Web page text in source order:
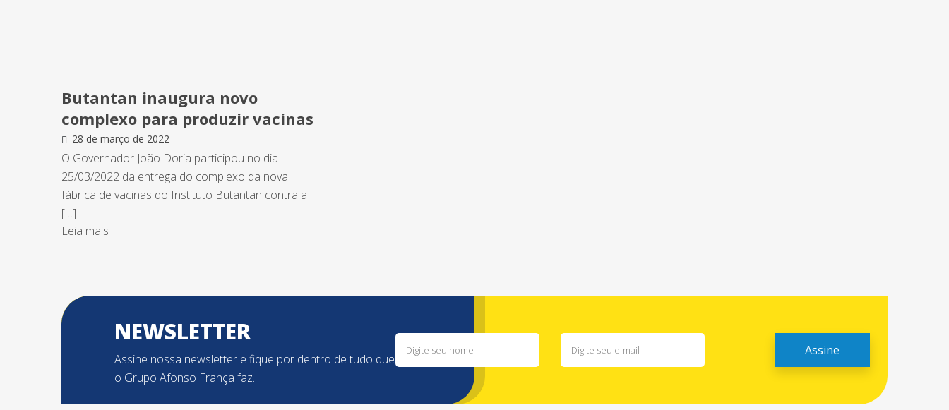
Butantan inaugura novo
complexo para produzir vacinas
28 de março de 2022
O Governador João Doria participou no dia
25/03/2022 da entrega do complexo da nova
fábrica de vacinas do Instituto Butantan contra a
[…]
Leia mais
NEWSLETTER
Assine nossa newsletter e fique por dentro de tudo que
o Grupo Afonso França faz.